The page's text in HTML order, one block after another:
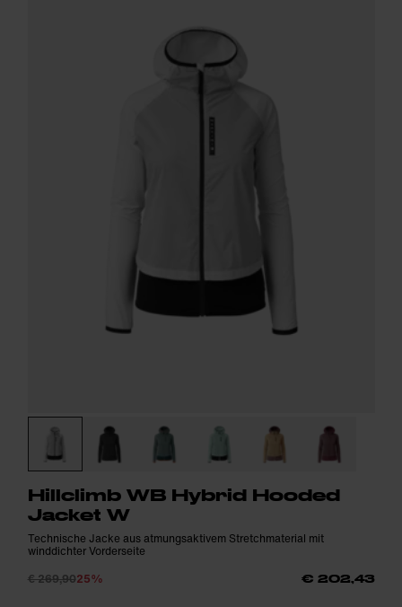
Hillclimb WB Hybrid Hooded
Jacket W
Technische Jacke aus atmungsaktivem Stretchmaterial mit
winddichter Vorderseite
€ 269,9025% € 202,43